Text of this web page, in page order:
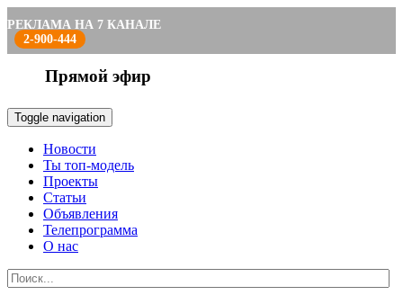
РЕКЛАМА НА 7 КАНАЛЕ
2-900-444
Прямой эфир
Toggle navigation
Новости
Ты топ-модель
Проекты
Статьи
Объявления
Телепрограмма
О нас